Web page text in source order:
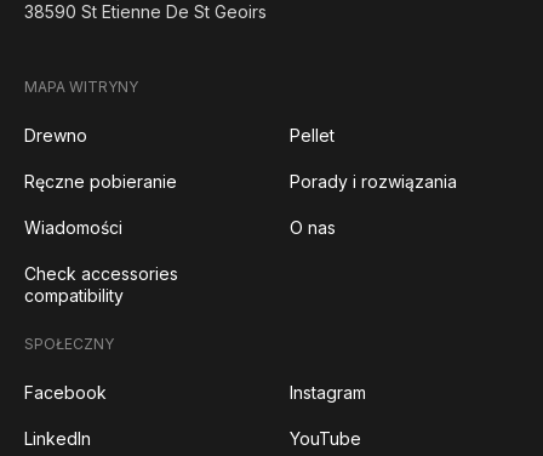
38590 St Etienne De St Geoirs
MAPA WITRYNY
Drewno Pellet
Ręczne pobieranie Porady i rozwiązania
Wiadomości O nas
Check accessories
compatibility
SPOŁECZNY
Facebook Instagram
LinkedIn YouTube